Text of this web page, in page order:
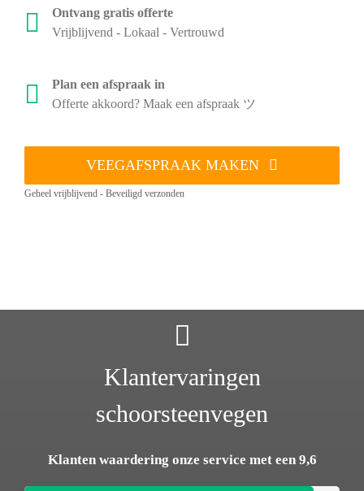
Ontvang gratis offerte
Vrijblijvend - Lokaal - Vertrouwd
Plan een afspraak in
Offerte akkoord? Maak een afspraak ツ
VEEGAFSPRAAK MAKEN
Geheel vrijblijvend - Beveiligd verzonden
Klantervaringen
schoorsteenvegen
Klanten waardering onze service met een 9,6